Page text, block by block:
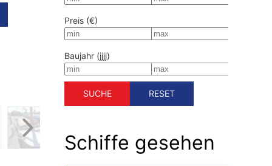
Preis (€)
Baujahr (jjjj)
SUCHE RESET
Schiffe gesehen